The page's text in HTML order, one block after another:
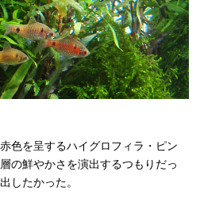
色を呈するハイグロフィラ・ピン
の鮮やかさを演出するつもりだっ
したかった。